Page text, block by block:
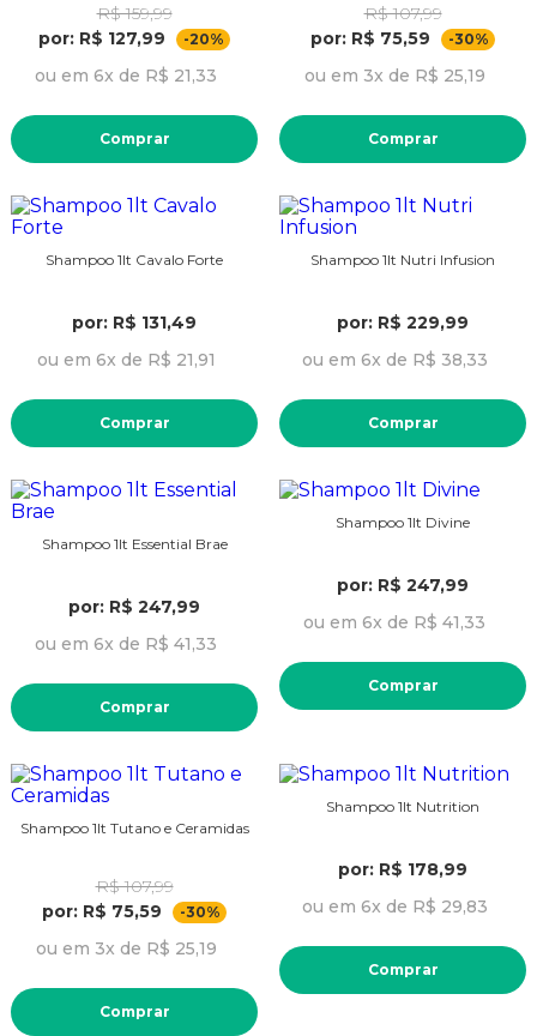
R$ 159,99
por: R$ 127,99
-20%
ou em 6x de R$ 21,33
Comprar
R$ 107,99
por: R$ 75,59
-30%
ou em 3x de R$ 25,19
Comprar
Shampoo 1lt Cavalo Forte
por: R$ 131,49
ou em 6x de R$ 21,91
Comprar
Shampoo 1lt Nutri Infusion
por: R$ 229,99
ou em 6x de R$ 38,33
Comprar
Shampoo 1lt Essential Brae
por: R$ 247,99
ou em 6x de R$ 41,33
Comprar
Shampoo 1lt Divine
por: R$ 247,99
ou em 6x de R$ 41,33
Comprar
Shampoo 1lt Tutano e Ceramidas
R$ 107,99
por: R$ 75,59
-30%
ou em 3x de R$ 25,19
Comprar
Shampoo 1lt Nutrition
por: R$ 178,99
ou em 6x de R$ 29,83
Comprar